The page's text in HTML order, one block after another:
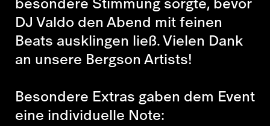
DJ Valdo den Abend mit feinen
Beats ausklingen ließ. Vielen Dank
an unsere Bergson Artists!
Besondere Extras gaben dem Event
eine individuelle Note: